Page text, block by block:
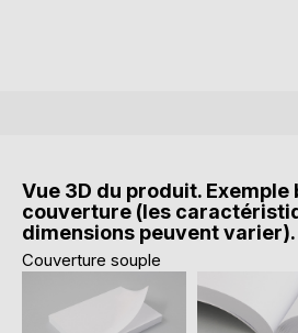
Vue 3D du produit. Exemple
couverture (les
dimensions peuvent varier).
Couverture souple